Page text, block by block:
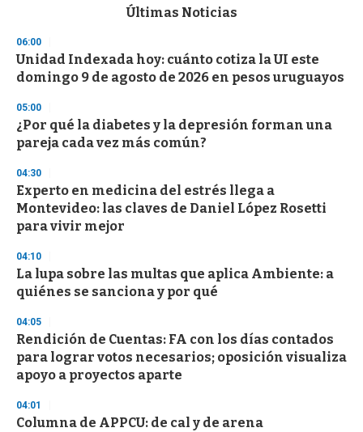
d
s
o
f
3
s
e
c
n
d
s
Últimas Noticias
06:00
Unidad Indexada hoy: cuánto cotiza la UI este
domingo 9 de agosto de 2026 en pesos uruguayos
05:00
¿Por qué la diabetes y la depresión forman una
pareja cada vez más común?
04:30
Experto en medicina del estrés llega a
Montevideo: las claves de Daniel López Rosetti
para vivir mejor
04:10
La lupa sobre las multas que aplica Ambiente: a
quiénes se sanciona y por qué
04:05
Rendición de Cuentas: FA con los días contados
para lograr votos necesarios; oposición visualiza
apoyo a proyectos aparte
04:01
Columna de APPCU: de cal y de arena